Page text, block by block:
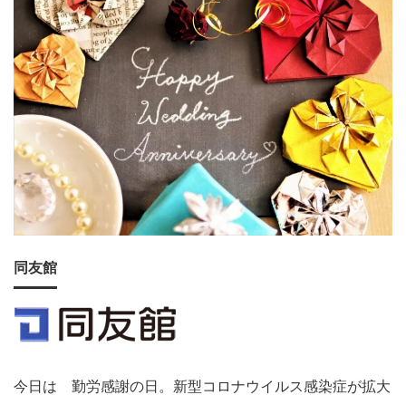
同友館
今日は 勤労感謝の日。新型コロナウイルス感染症が拡大